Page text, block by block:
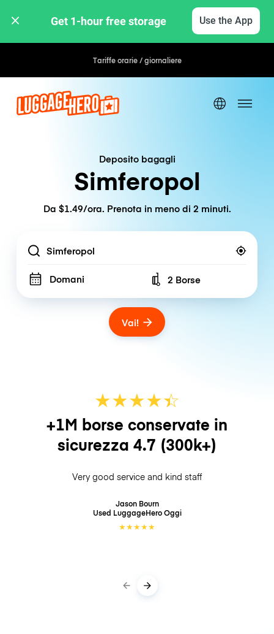
Get 1-hour free storage Use the App
Tariffe orarie / giornaliere
Deposito bagagli
Simferopol
Da $1.49/ora. Prenota in meno di 2 minuti.
Location
Domani Number of bags
2 Borse
Vai!
★★★★☆
★
+1M borse conservate in
sicurezza 4.7 (300k+)
Very good service and kind staff
Jason Bourn
Used LuggageHeroOggi
★★★★★